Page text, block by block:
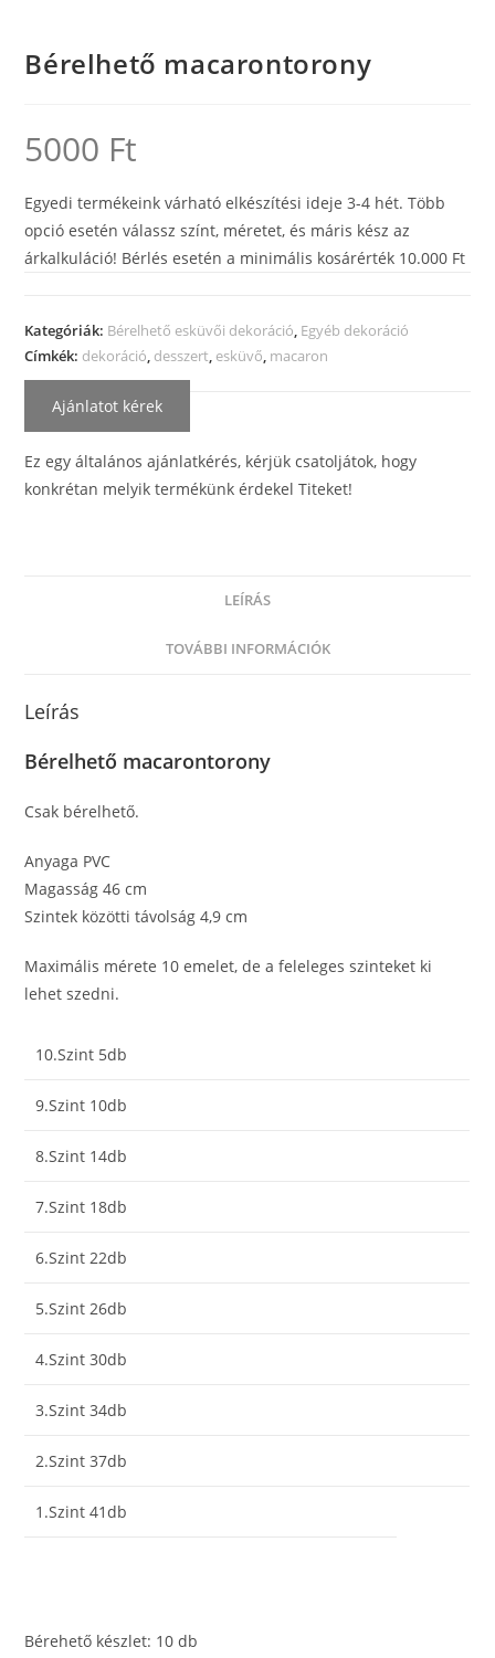
Bérelhető macarontorony
5000 Ft
Egyedi termékeink várható elkészítési ideje 3-4 hét. Több
opció esetén válassz színt, méretet, és máris kész az
árkalkuláció! Bérlés esetén a minimális kosárérték 10.000 Ft
Kategóriák: Bérelhető esküvői dekoráció, Egyéb dekoráció
Címkék: dekoráció, desszert, esküvő, macaron
Ajánlatot kérek
Ez egy általános ajánlatkérés, kérjük csatoljátok, hogy
konkrétan melyik termékünk érdekel Titeket!
LEÍRÁS
TOVÁBBI INFORMÁCIÓK
Leírás
Bérelhető macarontorony
Csak bérelhető.
Anyaga PVC
Magasság 46 cm
Szintek közötti távolság 4,9 cm
Maximális mérete 10 emelet, de a feleleges szinteket ki
lehet szedni.
10.Szint 5db
9.Szint 10db
8.Szint 14db
7.Szint 18db
6.Szint 22db
5.Szint 26db
4.Szint 30db
3.Szint 34db
2.Szint 37db
1.Szint 41db
Bérehető készlet: 10 db